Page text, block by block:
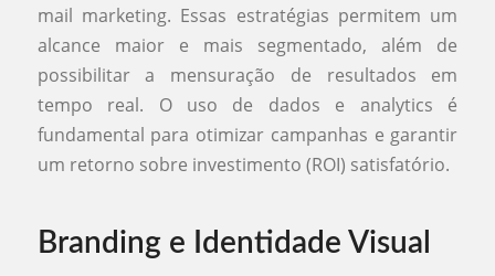
mail marketing. Essas estratégias permitem um
alcance maior e mais segmentado, além de
possibilitar a mensuração de resultados em
tempo real. O uso de dados e analytics é
fundamental para otimizar campanhas e garantir
um retorno sobre investimento (ROI) satisfatório.
Branding e Identidade Visual